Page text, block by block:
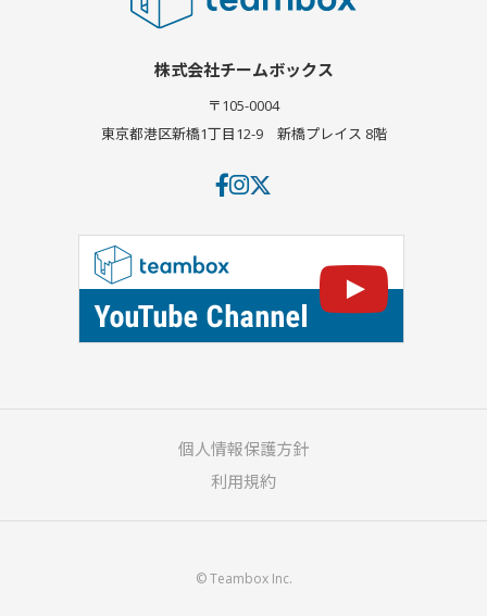
株式会社チームボックス
〒105-0004
東京都港区新橋1丁目12-9 新橋プレイス 8階
個人情報保護方針
利用規約
© Teambox Inc.